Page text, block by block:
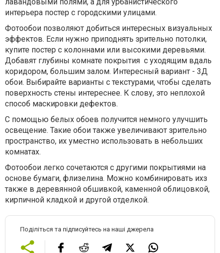
интерьера постер с городскими улицами.
Фотообои позволяют добиться интересных визуальных
эффектов. Если нужно приподнять зрительно потолки,
купите постер с колоннами или высокими деревьями.
Добавят глубины комнате покрытия с уходящим вдаль
коридором, большим залом. Интересный вариант - 3Д
обои. Выбирайте варианты с текстурами, чтобы сделать
поверхность стены интереснее. К слову, это неплохой
способ маскировки дефектов.
С помощью белых обоев получится немного улучшить
освещение. Такие обои также увеличивают зрительно
пространство, их уместно использовать в небольших
комнатах.
Фотообои легко сочетаются с другими покрытиями на
основе бумаги, флизелина. Можно комбинировать ихз
также в деревянной обшивкой, каменной облицовкой,
кирпичной кладкой и другой отделкой.
Поділіться та підписуйтесь на наші джерела